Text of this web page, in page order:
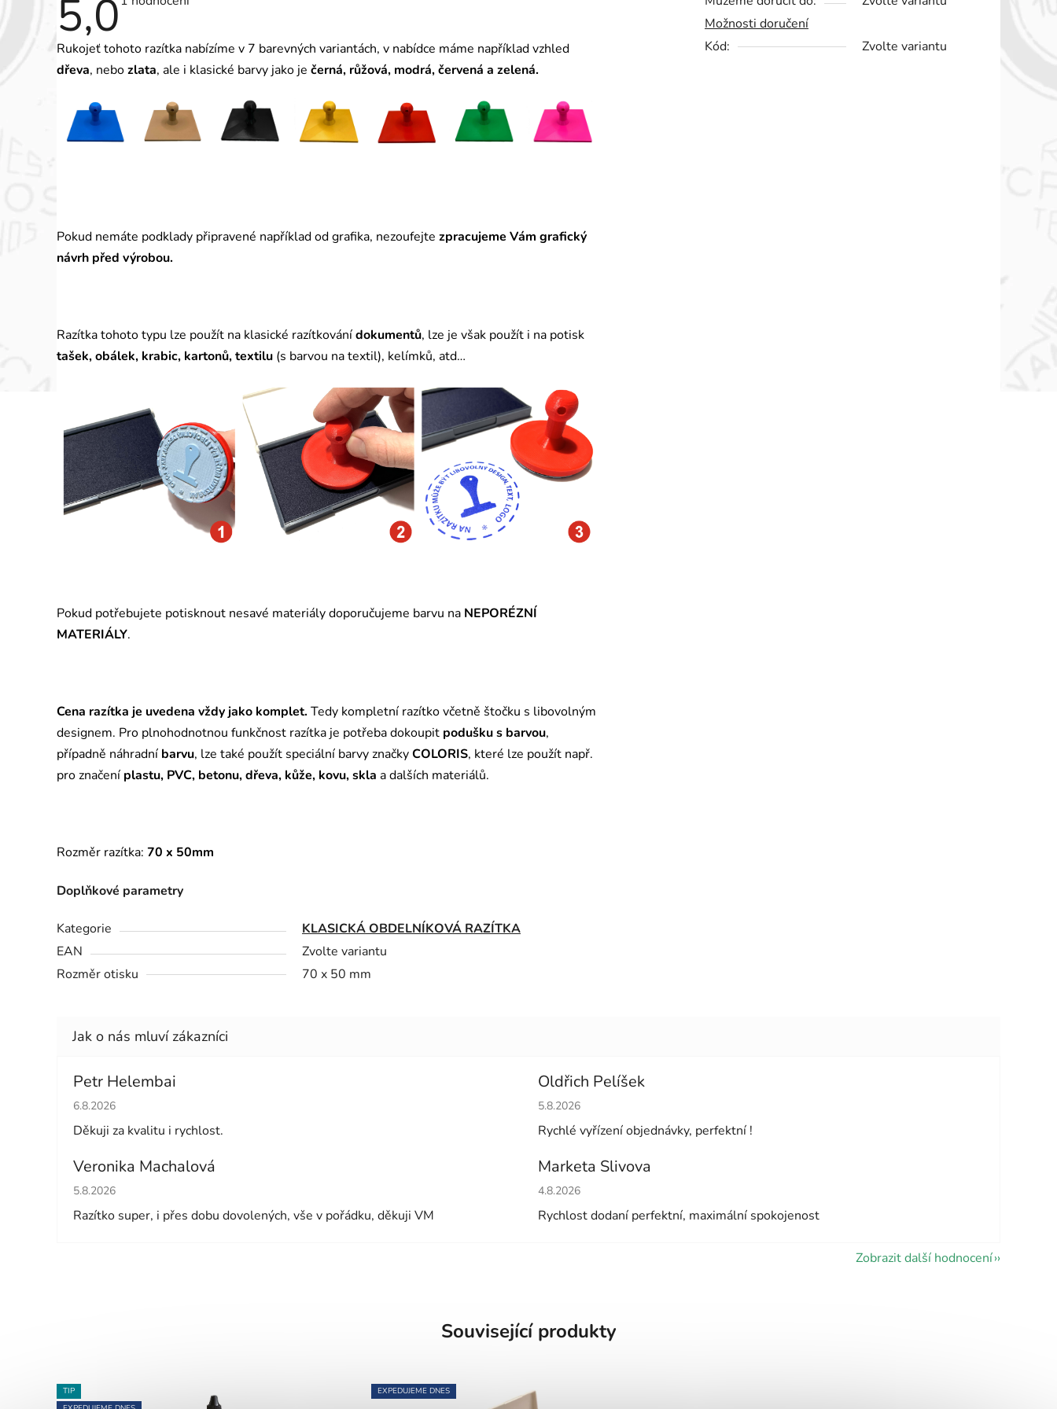
Možnosti doručení
Kód:
Zvolte variantu
5,0
5,0
5
Rukojeť tohoto razítka nabízíme v 7 barevných variantách, v nabídce máme například vzhled
dřeva, nebozlata, ale i klasické barvy jako je černá, růžová, modrá, červená a zelená.
Pokud nemáte podklady připravené například od grafika, nezoufejte zpracujeme Vám grafický
návrh před výrobou.
Razítka tohoto typu lze použít na klasické razítkovánídokumentů, lze je však použít i na potisk
tašek, obálek, krabic, kartonů, textilu (s barvou na textil), kelímků, atd…
Pokud potřebujete potisknout nesavé materiály doporučujeme barvu na NEPORÉZNÍ
MATERIÁLY.
Cena razítka je uvedena vždy jako komplet.Tedy kompletní razítko včetně štočku s libovolným
designem. Pro plnohodnotnou funkčnost razítka je potřeba dokoupit podušku s barvou,
případně náhradní barvu, lze také použít speciální barvy značkyCOLORIS, které lze použít např.
pro značení plastu, PVC, betonu, dřeva, kůže, kovu, skla a dalších materiálů.
Rozměr razítka: 70 x 50mm
Doplňkové parametry
Kategorie
KLASICKÁ OBDELNÍKOVÁ RAZÍTKA
EAN
Zvolte variantu
Rozměr otisku
70 x 50 mm
Petr Helembai
Hodnocení obchodu je 5 z 5 hvězdiček.
6.8.2026
Děkuji za kvalitu i rychlost.
Oldřich Pelíšek
Hodnocení obchodu je 5 z 5 hvězdiček.
5.8.2026
Rychlé vyřízení objednávky, perfektní !
Veronika Machalová
Hodnocení obchodu je 5 z 5 hvězdiček.
5.8.2026
Razítko super, i přes dobu dovolených, vše v pořádku, děkuji VM
Marketa Slivova
Hodnocení obchodu je 5 z 5 hvězdiček.
4.8.2026
Rychlost dodaní perfektní, maximální spokojenost
Zobrazit další hodnocení
Související produkty
TIP
EXPEDUJEME DNES